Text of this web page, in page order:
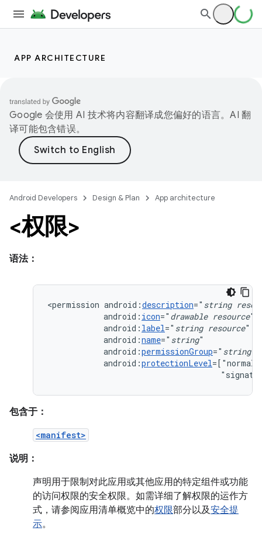
APP ARCHITECTURE
Google 会使用 AI 技术将内容翻译成您偏好的语言。AI 翻
译可能包含错误。
Android Developers Design & Plan App architecture
<权限>
语法：
<permission android:description=" string
android: icon=" drawable resource
android: label=" string resource
android:name=" string
android:permissionGroup=" string
android:protectionLevel=["normal"
包含于：
<manifest>
说明：
声明用于限制对此应用或其他应用的特定组件或功能
的访问权限的安全权限。如需详细了解权限的运作方
式，请参阅应用清单概览中的权限部分以及安全提
示。